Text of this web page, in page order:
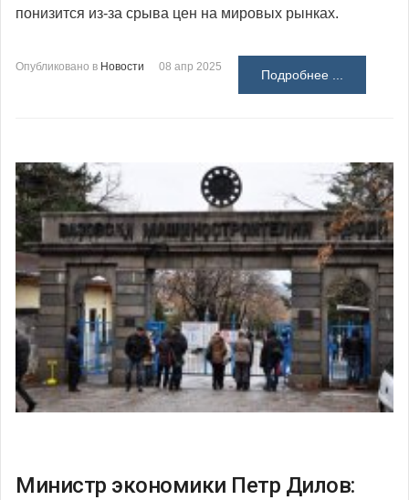
понизится из-за срыва цен на мировых рынках.
Опубликовано в Новости 08 апр 2025
Подробнее ...
Министр экономики Петр Дилов: